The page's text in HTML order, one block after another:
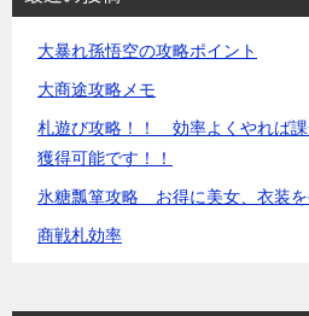
大暴れ孫悟空の攻略ポイント
大商途攻略メモ
札遊び攻略！！ 効率よくやれば
獲得可能です！！
氷糖瓢箪攻略 お得に美女、衣装を
商戦札効率